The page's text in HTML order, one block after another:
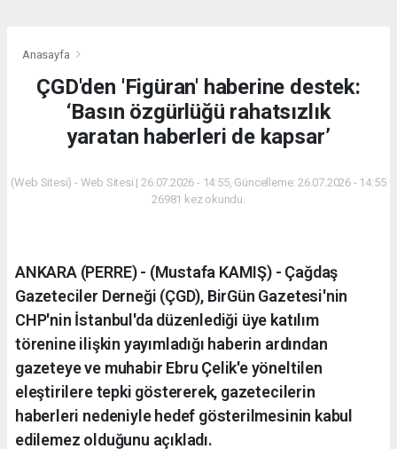
Anasayfa
ÇGD'den 'Figüran' haberine destek:
‘Basın özgürlüğü rahatsızlık
yaratan haberleri de kapsar’
(Web Sitesi) - Web Sitesi | 26.07.2026 - 14:55, Güncelleme: 26.07.2026 - 14:55
26981 kez okundu.
ANKARA (PERRE) - (Mustafa KAMIŞ) - Çağdaş
Gazeteciler Derneği (ÇGD), BirGün Gazetesi'nin
CHP'nin İstanbul'da düzenlediği üye katılım
törenine ilişkin yayımladığı haberin ardından
gazeteye ve muhabir Ebru Çelik'e yöneltilen
eleştirilere tepki göstererek, gazetecilerin
haberleri nedeniyle hedef gösterilmesinin kabul
edilemez olduğunu açıkladı.